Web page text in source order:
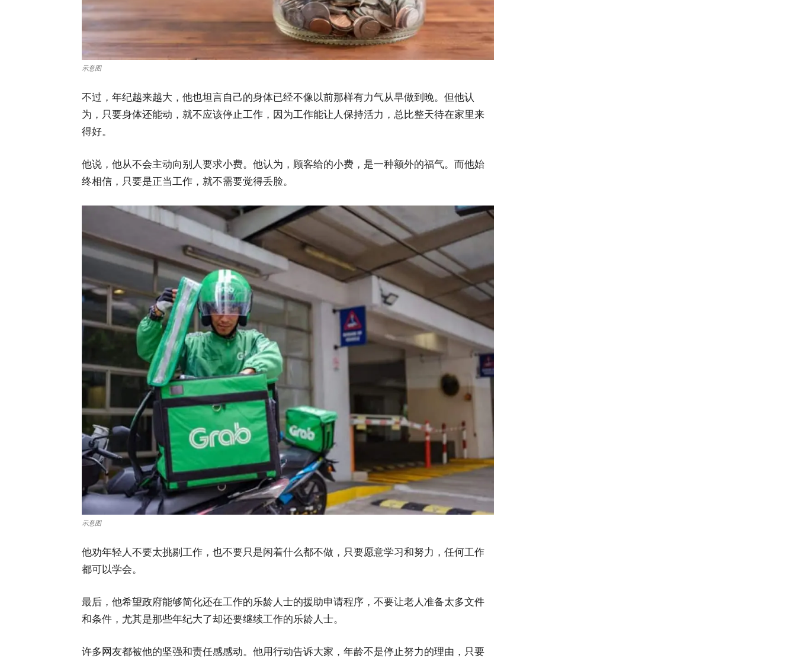
示意图
不过，年纪越来越大，他也坦言自己的身体已经不像以前那样有力气从早做到晚。但他认
为，只要身体还能动，就不应该停止工作，因为工作能让人保持活力，总比整天待在家里来
得好。
他说，他从不会主动向别人要求小费。他认为，顾客给的小费，是一种额外的福气。而他始
终相信，只要是正当工作，就不需要觉得丢脸。
示意图
他劝年轻人不要太挑剔工作，也不要只是闲着什么都不做，只要愿意学习和努力，任何工作
都可以学会。
最后，他希望政府能够简化还在工作的乐龄人士的援助申请程序，不要让老人准备太多文件
和条件，尤其是那些年纪大了却还要继续工作的乐龄人士。
许多网友都被他的坚强和责任感感动。他用行动告诉大家，年龄不是停止努力的理由，只要